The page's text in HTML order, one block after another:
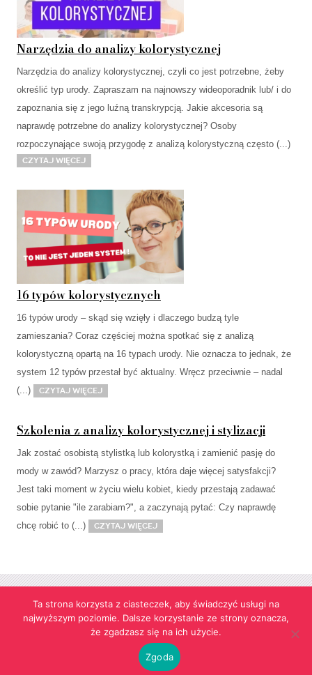
Narzędzia do analizy kolorystycznej
Narzędzia do analizy kolorystycznej, czyli co jest potrzebne, żeby
określić typ urody. Zapraszam na najnowszy wideoporadnik lub/ i do
zapoznania się z jego luźną transkrypcją. Jakie akcesoria są
naprawdę potrzebne do analizy kolorystycznej? Osoby
rozpoczynające swoją przygodę z analizą kolorystyczną często (...)
Czytaj więcej
16 typów kolorystycznych
16 typów urody – skąd się wzięły i dlaczego budzą tyle
zamieszania? Coraz częściej można spotkać się z analizą
kolorystyczną opartą na 16 typach urody. Nie oznacza to jednak, że
system 12 typów przestał być aktualny. Wręcz przeciwnie – nadal
(...)
Czytaj więcej
Szkolenia z analizy kolorystycznej i stylizacji
Jak zostać osobistą stylistką lub kolorystką i zamienić pasję do
mody w zawód? Marzysz o pracy, która daje więcej satysfakcji?
Jest taki moment w życiu wielu kobiet, kiedy przestają zadawać
sobie pytanie "ile zarabiam?", a zaczynają pytać: Czy naprawdę
chcę robić to (...)
Czytaj więcej
Ta strona korzysta z ciasteczek, aby świadczyć usługi na
najwyższym poziomie. Dalsze korzystanie ze strony oznacza,
że zgadzasz się na ich użycie.
Zgoda
Strona korzysta z informacji przechowywanych w plikach cookies w celach
funkcjonalnych oraz statystycznych.
agencja reklamowa Gliwice